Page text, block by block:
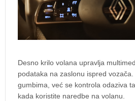
Desno krilo volana upravlja
podataka na zaslonu ispred
gumbima, već se kontrola odaziva
kada koristite naredbe na volanu.